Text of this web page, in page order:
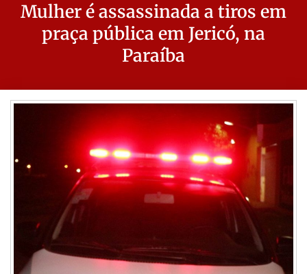
Mulher é assassinada a tiros em
praça pública em Jericó, na
Paraíba